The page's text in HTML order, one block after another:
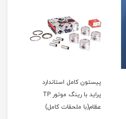
پیستون کامل استاندارد
پراید با رینگ موتور TP
عظام(با ملحقات کامل)